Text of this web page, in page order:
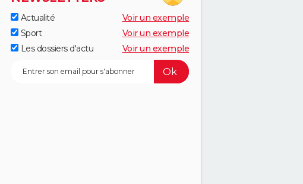
Actualité
Voir un exemple
Sport
Voir un exemple
Les dossiers d'actu
Voir un exemple